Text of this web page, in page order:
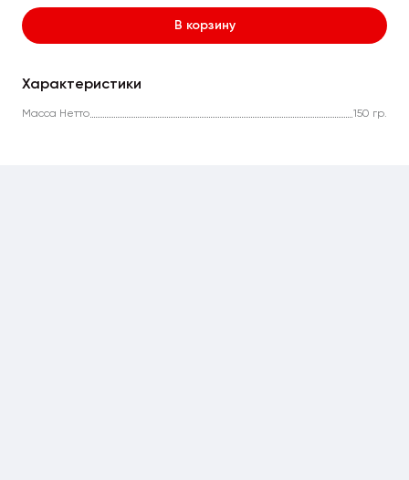
В корзину
Характеристики
Масса Нетто 150 гр.